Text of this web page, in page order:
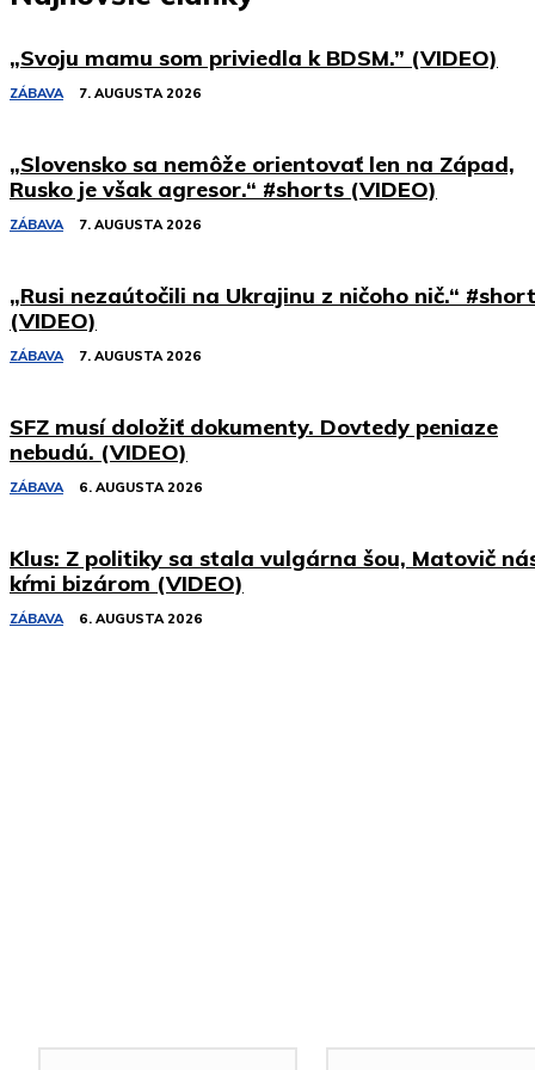
„Svoju mamu som priviedla k BDSM.” (VIDEO)
ZÁBAVA 7. AUGUSTA 2026
„Slovensko sa nemôže orientovať len na Západ,
Rusko je však agresor.“ #shorts (VIDEO)
ZÁBAVA 7. AUGUSTA 2026
„Rusi nezaútočili na Ukrajinu z ničoho nič.“
(VIDEO)
ZÁBAVA 7. AUGUSTA 2026
SFZ musí doložiť dokumenty. Dovtedy peniaze
nebudú. (VIDEO)
ZÁBAVA 6. AUGUSTA 2026
Klus: Z politiky sa stala vulgárna šou, Matovič
kŕmi bizárom (VIDEO)
ZÁBAVA 6. AUGUSTA 2026